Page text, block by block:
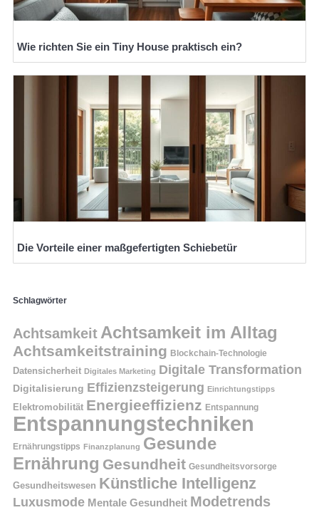
Wie richten Sie ein Tiny House praktisch ein?
Die Vorteile einer maßgefertigten Schiebetür
Schlagwörter
Achtsamkeit Achtsamkeit im Alltag
Achtsamkeitstraining Blockchain-Technologie
Datensicherheit Digitales Marketing Digitale Transformation
Digitalisierung Effizienzsteigerung Einrichtungstipps
Elektromobilität Energieeffizienz Entspannung
Entspannungstechniken
Ernährungstipps Finanzplanung Gesunde
Ernährung Gesundheit Gesundheitsvorsorge
Gesundheitswesen Künstliche Intelligenz
Luxusmode Mentale Gesundheit Modetrends